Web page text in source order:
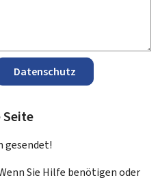
Datenschutz
Seite
gesendet!
Sie Hilfe benötigen oder